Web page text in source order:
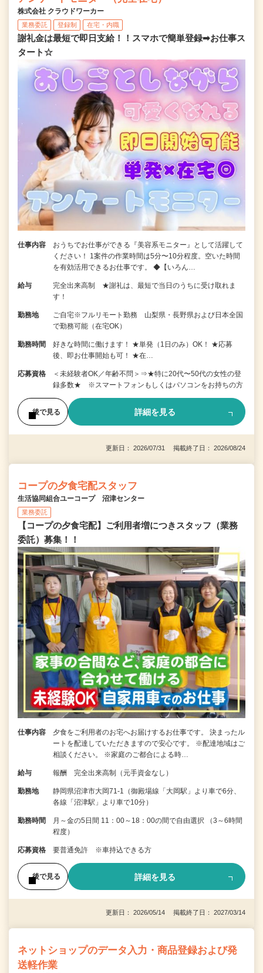
株式会社 クラウドワーカー
業務委託 登録制 在宅・内職
謝礼金は最短で即日支給！！スマホで簡単登録➡お仕事ス
タート☆
仕事内容
おうちでお仕事ができる『美容系モニター』として活躍して
ください！ 1案件の作業時間は5分〜10分程度。空いた時間
を有効活用できるお仕事です。 ◆【いろん…
給与
完全出来高制 ★謝礼は、最短で当日のうちに受け取れま
す！
勤務地
ご自宅※フルリモート勤務 山梨県・長野県および日本全国
で勤務可能（在宅OK）
勤務時間
好きな時間に働けます！ ★単発（1日のみ）OK！ ★応募
後、即お仕事開始も可！ ★在…
応募資格
＜未経験者OK／年齢不問＞⇒★特に20代〜50代の女性の登
録多数★ ※スマートフォンもしくはパソコンをお持ちの方
後で見る 詳細を見る
更新日： 2026/07/31 掲載終了日： 2026/08/24
コープの夕食宅配スタッフ
生活協同組合ユーコープ 沼津センター
業務委託
【コープの夕食宅配】ご利用者増につきスタッフ（業務
委託）募集！！
仕事内容
夕食をご利用者のお宅へお届けするお仕事です。 決まったル
ートを配達していただきますので安心です。 ※配達地域はご
相談ください。 ※家庭のご都合による時…
給与 報酬 完全出来高制（元手資金なし）
勤務地
静岡県沼津市大岡71-1（御殿場線「大岡駅」より車で6分、
各線「沼津駅」より車で10分）
勤務時間
月～金の5日間 11：00～18：00の間で自由選択 （3～6時間
程度）
応募資格 要普通免許 ※車持込できる方
後で見る 詳細を見る
更新日： 2026/05/14 掲載終了日： 2027/03/14
ネットショップのデータ入力・商品登録および発
送軽作業